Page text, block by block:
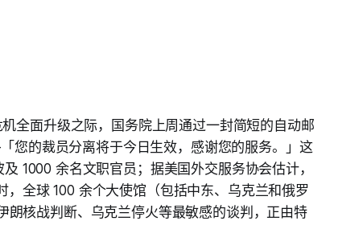
全面升级之际，国务院上周通过一封简短的自动邮
的裁员分离将于今日生效，感谢您的服务。」这
1000 余名文职官员；据美国外交服务协会估计，
全球 100 余个大使馆（包括中东、乌克兰和俄罗
朗核战判断、乌克兰停火等最敏感的谈判，正由特